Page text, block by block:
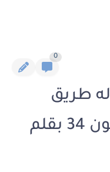
0
طريق
الفصل الرابع والثلاثون 34 بقلم